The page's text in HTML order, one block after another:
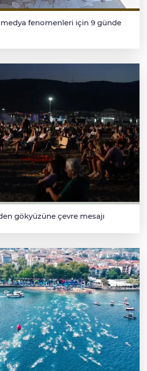
fenomenleri için 9 günde
gökyüzüne çevre mesajı